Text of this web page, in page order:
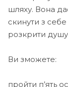
шляху. Вона
скинути з
розкрити душу
Ви зможете:
пройти п’ять